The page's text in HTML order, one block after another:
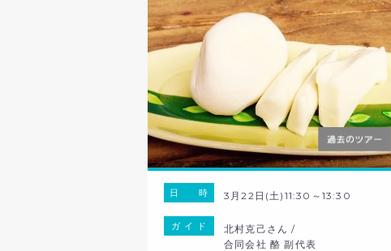
日 時 3月22日(土)11:30～13:30
ガ イ ド
北村克己さん /
合同会社 酪 副代表